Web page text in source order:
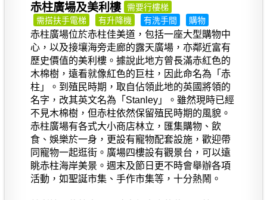
赤柱廣場及美利樓
需要行樓梯
需搭扶手電梯
有升降機 有洗手間 購物
赤柱廣場位於赤柱佳美道，包括一座大型購物中
心，以及接壤海旁走廊的露天廣場，亦鄰近富有
歷史價值的美利樓。據說此地方曾長滿赤紅色的
木棉樹，遠看就像紅色的巨柱，因此命名為「赤
柱」。到殖民時期，取自佔領此地的英國將領的
名字，改其英文名為「Stanley」。雖然現時已經
不見木棉樹，但赤柱依然保留殖民時期的風貌。
赤柱廣場有各式大小商店林立，匯集購物、飲
食、娛樂於一身，更設有寵物配套設施，歡迎帶
同寵物一起逛街。廣場四樓設有觀景台，可以遠
眺赤柱海岸美景。週末及節日更不時會舉辦各項
活動，如聖誕市集、手作市集等，十分熱鬧。